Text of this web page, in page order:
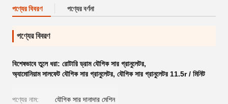
পণ্যের বিবরণ পণ্যের বর্ণনা
পণ্যের বিবরণ
বিশেষভাবে তুলে ধরা: রোটারি ড্রাম যৌগিক সার গ্রানুলেটর,
অ্যামোনিয়াম সালফেট যৌগিক সার গ্রানুলেটর, যৌগিক সার গ্রানুলেটর 11.5r / মিনিট
পণ্যের নাম: যৌগিক সার দানাদার মেশিন